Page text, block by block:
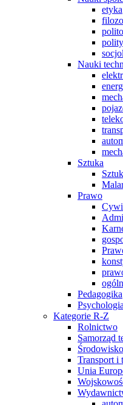
etyka
Nauki
Sztuka
Prawo
Pedagogika
Psychologia
Kategorie R-Z
Rolnictwo
Samorząd
Transport i
Unia